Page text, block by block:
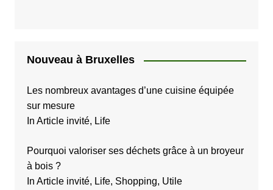
Nouveau à Bruxelles
Les nombreux avantages d’une cuisine équipée
sur mesure
In Article invité, Life
Pourquoi valoriser ses déchets grâce à un broyeur
à bois ?
In Article invité, Life, Shopping, Utile